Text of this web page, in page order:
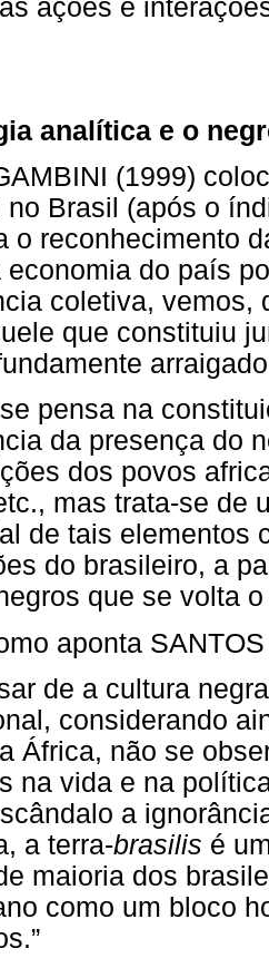
ações e
analítica e o
(1999)
no Brasil (após o
o reconhecimento
economia do país
coletiva, vemos,
que constituiu
pensa na
da presença do
dos povos
mas trata-se de
de tais elementos
do brasileiro, a
que se volta
aponta
de a cultura
considerando
África, não se
na vida e na
a
a terra-brasilis é
maioria dos
como um bloco